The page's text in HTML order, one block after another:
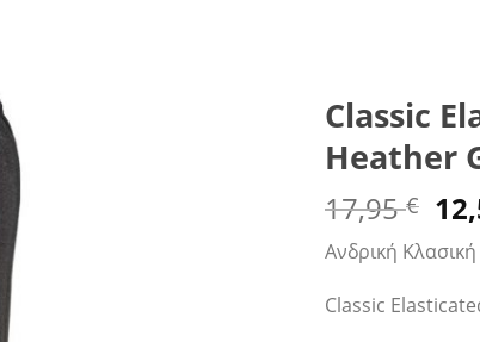
Classic
Heather
17,95€
Ανδρική
Classic